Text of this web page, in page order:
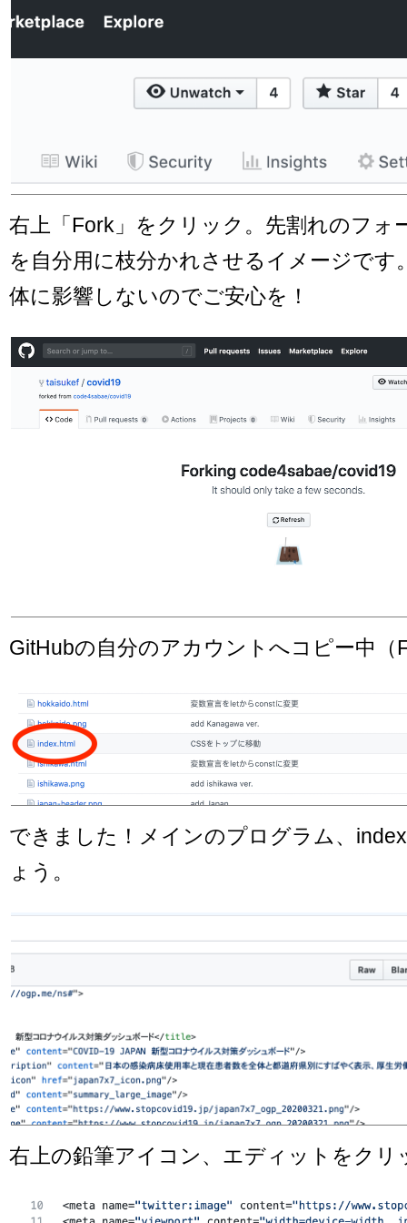
右上「Fork」をクリック。先割れのフォ
を自分用に枝分かれさせるイメージです
体に影響しないのでご安心を！
GitHubの自分のアカウントへコピー中（
できました！メインのプログラム、
ょう。
右上の鉛筆アイコン、エディットをクリ